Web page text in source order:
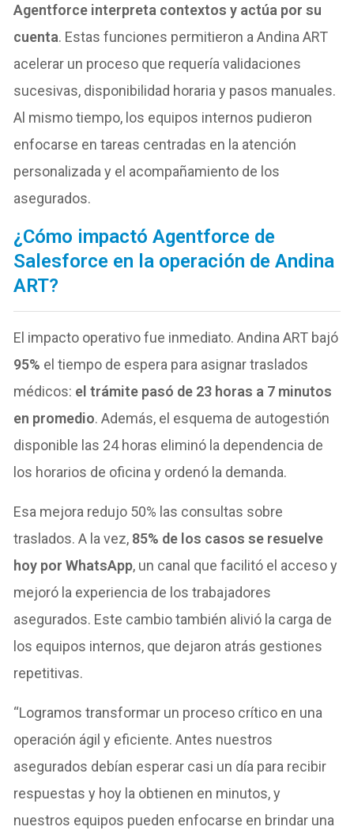
Agentforce interpreta contextos y actúa por su
cuenta. Estas funciones permitieron a Andina ART
acelerar un proceso que requería validaciones
sucesivas, disponibilidad horaria y pasos manuales.
Al mismo tiempo, los equipos internos pudieron
enfocarse en tareas centradas en la atención
personalizada y el acompañamiento de los
asegurados.
¿Cómo impactó Agentforce de
Salesforce en la operación de Andina
ART?
El impacto operativo fue inmediato. Andina ART bajó
95% el tiempo de espera para asignar traslados
médicos: el trámite pasó de 23 horas a 7 minutos
en promedio. Además, el esquema de autogestión
disponible las 24 horas eliminó la dependencia de
los horarios de oficina y ordenó la demanda.
Esa mejora redujo 50% las consultas sobre
traslados. A la vez, 85% de los casos se resuelve
hoy por WhatsApp, un canal que facilitó el acceso y
mejoró la experiencia de los trabajadores
asegurados. Este cambio también alivió la carga de
los equipos internos, que dejaron atrás gestiones
repetitivas.
“Logramos transformar un proceso crítico en una
operación ágil y eficiente. Antes nuestros
asegurados debían esperar casi un día para recibir
respuestas y hoy la obtienen en minutos, y
nuestros equipos pueden enfocarse en brindar una